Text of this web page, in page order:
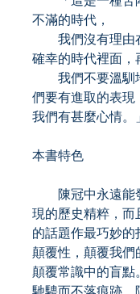
不滿的時代，
我們沒有理由
確幸的時代裡面，
我們不要溫馴
們要有進取的表現
我們有甚麼心情。」
本書特色
陳冠中永遠能
現的歷史精粹，而
的話題作最巧妙
顛覆性，顛覆我們
顛覆常識中的盲點